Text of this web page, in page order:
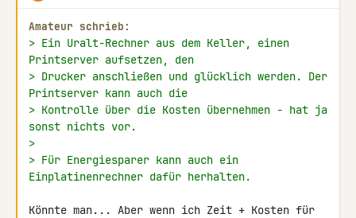
Amateur schrieb:
> Ein Uralt-Rechner aus dem Keller, einen
Printserver aufsetzen, den
> Drucker anschließen und glücklich werden. Der
Printserver kann auch die
> Kontrolle über die Kosten übernehmen - hat ja
sonst nichts vor.
>
> Für Energiesparer kann auch ein
Einplatinenrechner dafür herhalten.
Könnte man... Aber wenn ich Zeit + Kosten für